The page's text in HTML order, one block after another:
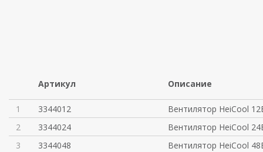
Артикул Описание
1 3344012
Вентилятор HeiCool
2
3344024
Вентилятор HeiCool
3
3344048
Вентилятор HeiCool